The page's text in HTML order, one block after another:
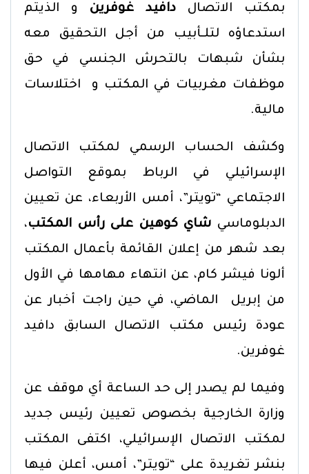
بمكتب الاتصال دافيد غوفرين و الذيتم
استدعاؤه لتلـأبيب من أجل التحقيق معه
بشأن شبهات بالتحرش الجنسي في حق
موظفات مغربيات في المكتب و اختلاسات
مالية.
وكشف الحساب الرسمي لمكتب الاتصال
الإسرائيلي في الرباط بموقع التواصل
الاجتماعي “تويتر”، أمس الأربعاء، عن تعيين
الدبلوماسي شاي كوهين على رأس المكتب،
بعد شهر من إعلان القائمة بأعمال المكتب
ألونا فيشر كام، عن انتهاء مهامها في الأول
من إبريل الماضي، في حين راجت أخبار عن
عودة رئيس مكتب الاتصال السابق دافيد
غوفرين.
وفيما لم يصدر إلى حد الساعة أي موقف عن
وزارة الخارجية بخصوص تعيين رئيس جديد
لمكتب الاتصال الإسرائيلي، اكتفى المكتب
بنشر تغريدة على “تويتر”، أمس، أعلن فيها